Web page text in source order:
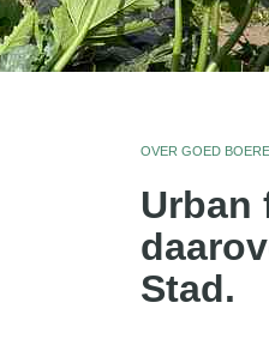
OVER GOED
Urban
Stad.